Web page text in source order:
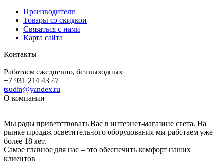
Производители
Товары со скидкой
Связаться с нами
Карта сайта
Контакты
Работаем ежедневно, без выходных
+7 931 214 43 47
tsudin@yandex.ru
О компании
Мы рады приветствовать Вас в интернет-магазине света. На
рынке продаж осветительного оборудования мы работаем уже
более 18 лет.
Самое главное для нас – это обеспечить комфорт наших
клиентов.